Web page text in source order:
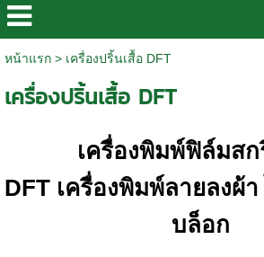
หน้าแรก> เครื่องปริ้นเสื้อ DFT
เครื่องปริ้นเสื้อ DFT
เครื่องพิมพ์ฟิล์มสก
DFT เครื่องพิมพ์ลายลงผ้
บล็อก